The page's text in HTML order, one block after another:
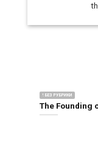
! БЕЗ РУБРИКИ
The Founding